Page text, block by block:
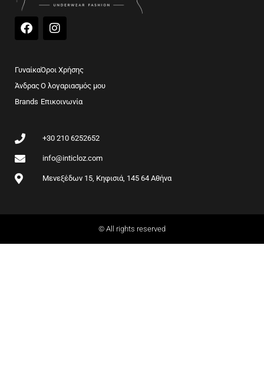
F
a
b
o
o
k
I
n
a
r
a
Γυναίκα
Άνδρας
Brands
Όροι Χρήσης
Ο λογαριασμός μου
Επικοινωνία
+30 210 6252652
info@inticloz.com
Μενεξέδων 15, Κηφισιά, 145 64 Αθήνα
© All rights reserved